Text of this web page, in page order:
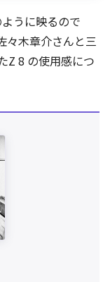
うに映るので
々木章介さんと三
Z 8 の使用感につ